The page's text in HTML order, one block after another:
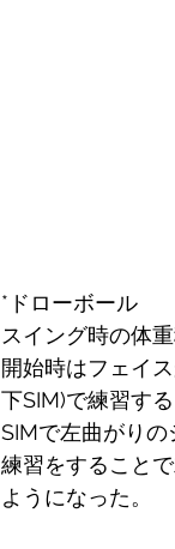
*ドローボール
スイング時の体
開始時はフェイ
下SIM)で練習す
SIMで左曲がり
練習をすること
ようになった。